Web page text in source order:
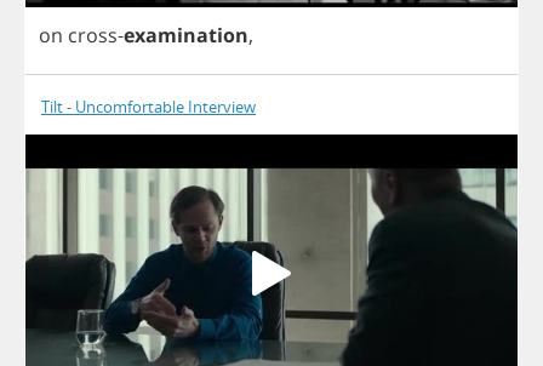
on cross-examination,
Tilt - Uncomfortable Interview